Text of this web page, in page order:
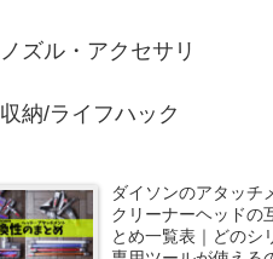
ノズル・アクセサリ
収納/ライフハック
ダイソンのアタッチ
クリーナーヘッドの
とめ一覧表｜どのシ